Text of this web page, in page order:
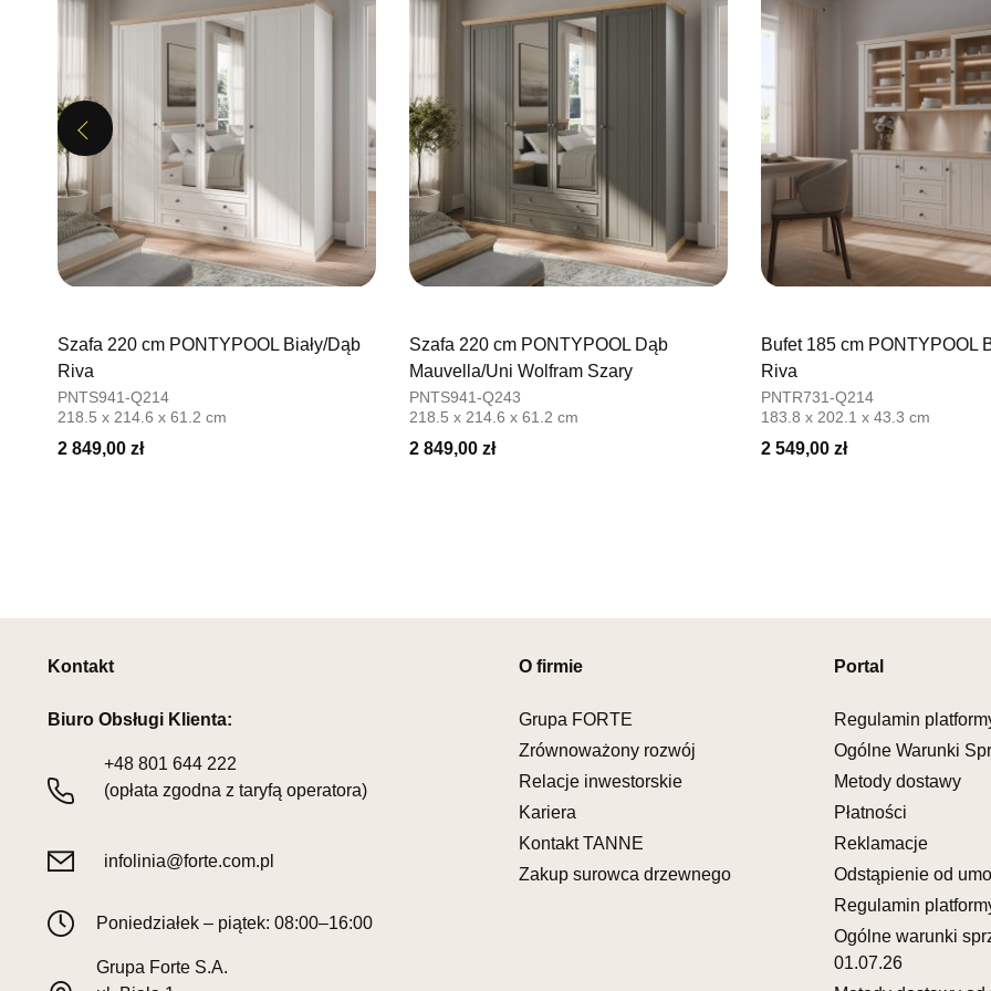
Adres e-
Godziny
Pn-Pt:
SALON
Salon
UL.PLAC
76-200
Nr tel.
Adres e-
Godziny
SALON
66-600
Salon
Adres e-
Godziny
Salon
83-340
Nr tel.
Previous
Szafa 220 cm PONTYPOOL Biały/Dąb
Riva
PNTS941-Q214
218.5 x 214.6 x 61.2 cm
2 849,00 zł
Szafa 220 cm PONTYPOOL Dąb
Mauvella/Uni Wolfram Szary
PNTS941-Q243
218.5 x 214.6 x 61.2 cm
2 849,00 zł
Bufet 185 cm PONTYPOOL
Riva
PNTR731-Q214
183.8 x 202.1 x 43.3 cm
2 549,00 zł
Kontakt
Biuro Obsługi Klienta:
+48 801 644 222
(opłata zgodna z taryfą operatora)
infolinia@forte.com.pl
Poniedziałek – piątek: 08:00–16:00
Grupa Forte S.A.
O firmie
Grupa FORTE
Zrównoważony rozwój
Relacje inwestorskie
Kariera
Kontakt TANNE
Zakup surowca drzewnego
Portal
Regulamin
Ogólne Warunki
Metody dostawy
Płatności
Reklamacje
Odstąpienie od
Regulamin
Ogólne warunki
01.07.26